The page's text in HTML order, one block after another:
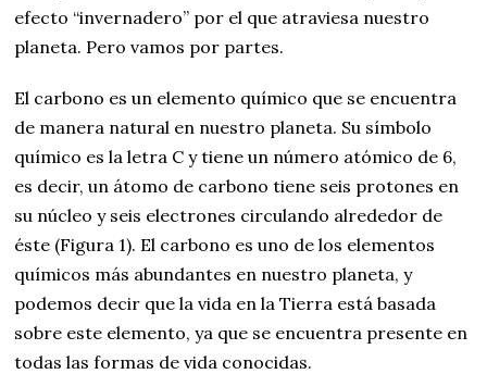
efecto “invernadero” por el que atraviesa nuestro
planeta. Pero vamos por partes.
El carbono es un elemento químico que se encuentra
de manera natural en nuestro planeta. Su símbolo
químico es la letra C y tiene un número atómico de 6,
es decir, un átomo de carbono tiene seis protones en
su núcleo y seis electrones circulando alrededor de
éste (Figura 1). El carbono es uno de los elementos
químicos más abundantes en nuestro planeta, y
podemos decir que la vida en la Tierra está basada
sobre este elemento, ya que se encuentra presente en
todas las formas de vida conocidas.